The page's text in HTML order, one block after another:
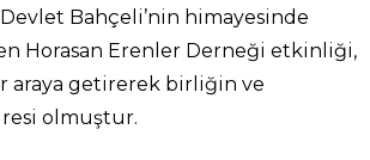
Devlet Bahçeli’nin himayesinde
Horasan Erenler Derneği etkinliği,
araya getirerek birliğin ve
olmuştur.